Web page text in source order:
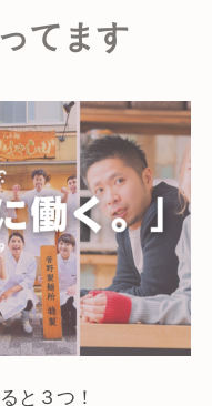
野御徒町店
森店
おたかの森店／
てます
と３つ！